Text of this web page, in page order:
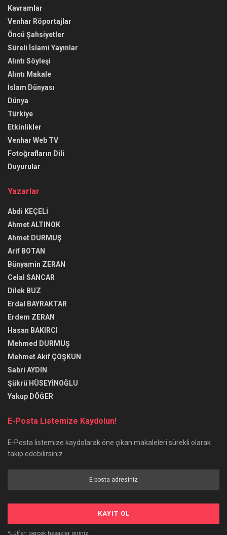
Kavramlar
Venhar Röportajlar
Öncü Şahsiyetler
Süreli İslami Yayınlar
Alıntı Söyleşi
Alıntı Makale
İslam Dünyası
Dünya
Türkiye
Etkinlikler
Venhar Web TV
Fotoğrafların Dili
Duyurular
Yazarlar
Abdi KEÇELİ
Ahmet ALTINOK
Ahmet DURMUŞ
Arif BOTAN
Bünyamin ZERAN
Celal SANCAR
Dilek BUZ
Erdal BAYRAKTAR
Erdem ZERAN
Hasan BAKIRCI
Mehmed DURMUŞ
Mehmet Akif ÇOŞKUN
Sabri AYDIN
Şükrü HÜSEYİNOĞLU
Yakup DÖĞER
E-Posta Listemize Kaydolun!
E-Posta listemize kaydolarak öne çıkan makaleleri sürekli olarak
takip edebilirsiniz.
*Lütfen gerçek hesaplar giriniz.